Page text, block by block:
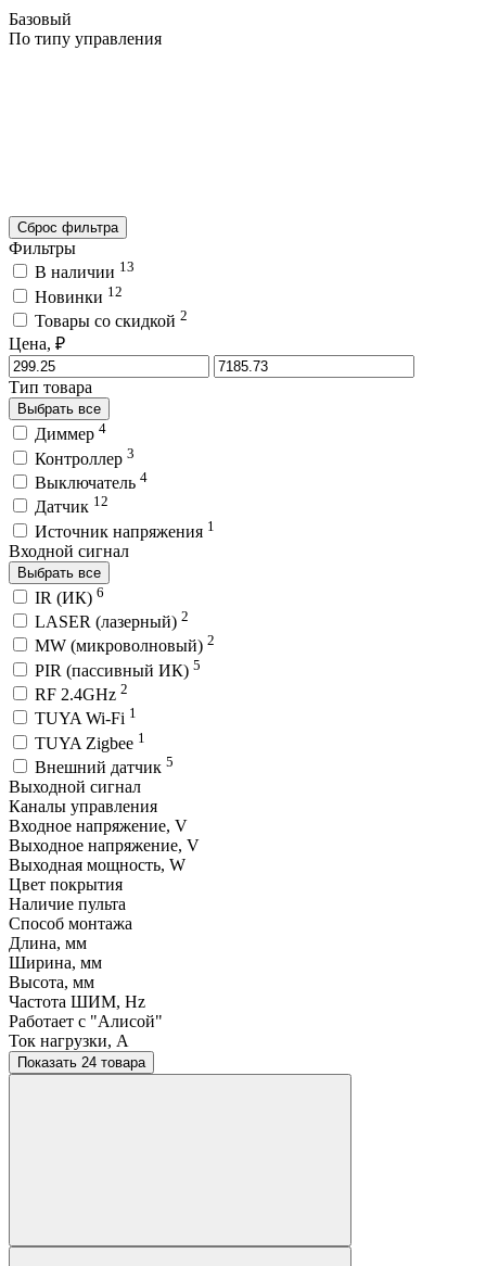
Базовый
По типу управления
Сброс фильтра
Фильтры
В наличии 13
Новинки 12
Товары со скидкой 2
Цена, ₽
Тип товара
Выбрать все
Диммер 4
Контроллер 3
Выключатель 4
Датчик 12
Источник напряжения 1
Входной сигнал
Выбрать все
IR (ИК) 6
LASER (лазерный) 2
MW (микроволновый) 2
PIR (пассивный ИК) 5
RF 2.4GHz 2
TUYA Wi-Fi 1
TUYA Zigbee 1
Внешний датчик 5
Выходной сигнал
Каналы управления
Входное напряжение, V
Выходное напряжение, V
Выходная мощность, W
Цвет покрытия
Наличие пульта
Способ монтажа
Длина, мм
Ширина, мм
Высота, мм
Частота ШИМ, Hz
Работает с "Алисой"
Ток нагрузки, A
Показать 24 товара